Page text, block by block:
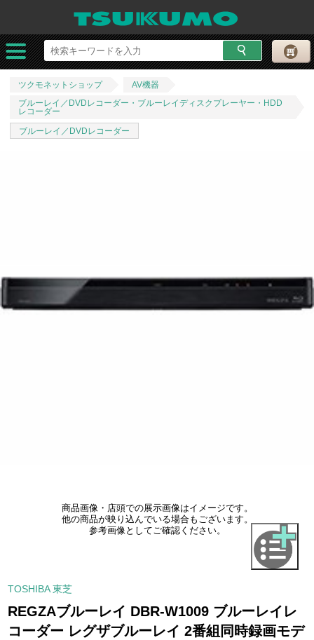
ツクモネットショップ
AV機器
ブルーレイ／DVDレコーダー・ブルーレイディスクプレーヤー・HDD
レコーダー
ブルーレイ／DVDレコーダー
商品画像・店頭での展示画像はイメージです。
他の商品が映り込んでいる場合もございます。
参考画像としてご確認ください。
TOSHIBA 東芝
REGZAブルーレイ DBR-W1009 ブルーレイレ
コーダー レグザブルーレイ 2番組同時録画モデ